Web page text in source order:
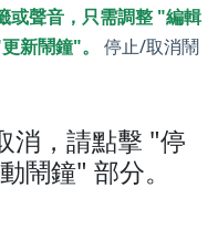
或聲音，只需調整 "編輯
新鬧鐘"。
停止/取消鬧
消，請點擊 "停
鬧鐘" 部分。